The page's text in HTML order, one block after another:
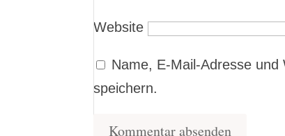
Website
Name, E-Mail-Adresse
speichern.